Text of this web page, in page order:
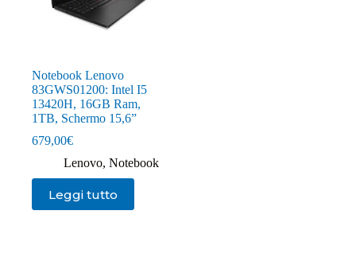
Notebook Lenovo
83GWS01200: Intel I5
13420H, 16GB Ram,
1TB, Schermo 15,6”
679,00€
Lenovo, Notebook
Leggi tutto